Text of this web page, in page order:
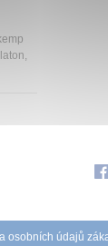
osobních údajů